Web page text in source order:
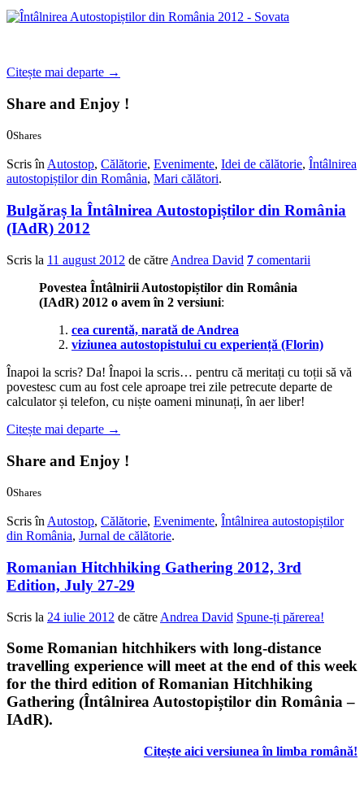
Citește mai departe →
Share and Enjoy !
0Shares
Scris înAutostop, Călătorie, Evenimente, Idei de călătorie, Întâlnirea
autostopiștilor din România, Mari călători.
Bulgăraș la Întâlnirea Autostopiștilor din România
(IAdR) 2012
Scris la 11 august 2012 de către Andrea David 7 comentarii
Povestea Întâlnirii Autostopiștilor din România
(IAdR) 2012 o avem în 2 versiuni:
cea curentă, narată de Andrea
viziunea autostopistului cu experiență (Florin)
Înapoi la scris? Da! Înapoi la scris… pentru că meritați cu toții să vă
povestesc cum au fost cele aproape trei zile petrecute departe de
calculator și telefon, cu niște oameni minunați, în aer liber!
Citește mai departe →
Share and Enjoy !
0Shares
Scris în Autostop, Călătorie, Evenimente, Întâlnirea autostopiștilor
din România, Jurnal de călătorie.
Romanian Hitchhiking Gathering 2012, 3rd
Edition, July 27-29
Scris la 24 iulie 2012 de către Andrea David Spune-ți părerea!
Some Romanian hitchhikers with long-distance
travelling experience will meet at the end of this week
for the third edition of Romanian Hitchhiking
Gathering (Întâlnirea Autostopiștilor din România –
IAdR).
Citește aici versiunea în limba română!